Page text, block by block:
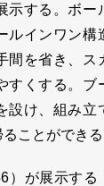
示する。ボ
ルインワン構
間を省き、ス
すくする。ブ
設け、組み立
ことができる
）が展示す